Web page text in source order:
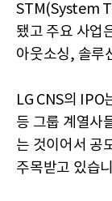
STM(System
됐고 주요 사업
아웃소싱, 솔루
LG CNS의 IPO
등 그룹 계열사
는 것이어서 공
주목받고 있습